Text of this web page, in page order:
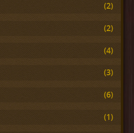
(2)
(2)
(4)
(3)
(6)
(1)